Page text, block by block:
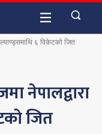
६ विकेटको जित
नेपालद्वारा
जित